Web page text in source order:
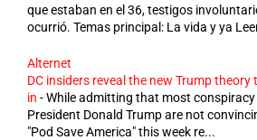
que estaban en el 36, testigos
ocurrió. Temas principal: La vida y ya
Alternet
DC insiders reveal the new Trump
in -While admitting that most
President Donald Trump are not
"Pod Save America" this week re...